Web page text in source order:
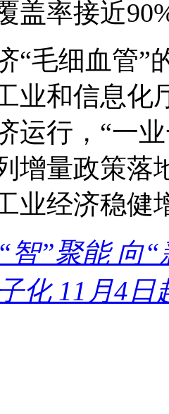
盖率接近
“毛细血管”
业和信息化
运行，“一
增量政策落
业经济稳健
智”聚能 向“
化 11月4